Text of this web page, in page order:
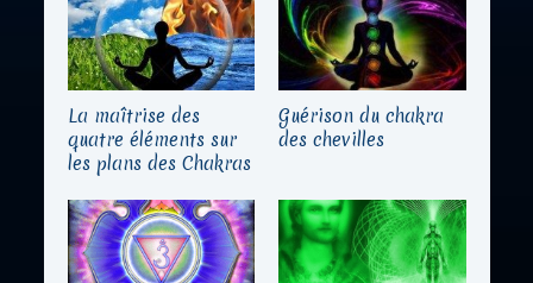
La maîtrise des
quatre éléments sur
les plans des Chakras
Guérison du chakra
des chevilles